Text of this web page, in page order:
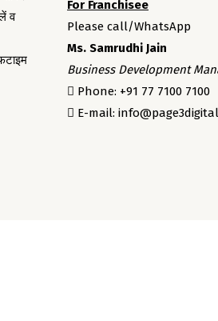
व
For Franchisee
Please call/WhatsApp
Ms. Samrudhi Jain
Business Development
Phone: +91 77 7100 7100
E-mail: